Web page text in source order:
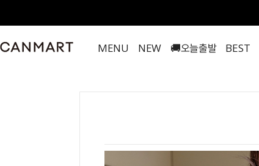
MENU NEW 🚚오늘출발 BEST